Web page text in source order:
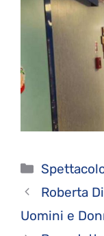
Categorie
Roberta
Uomini e